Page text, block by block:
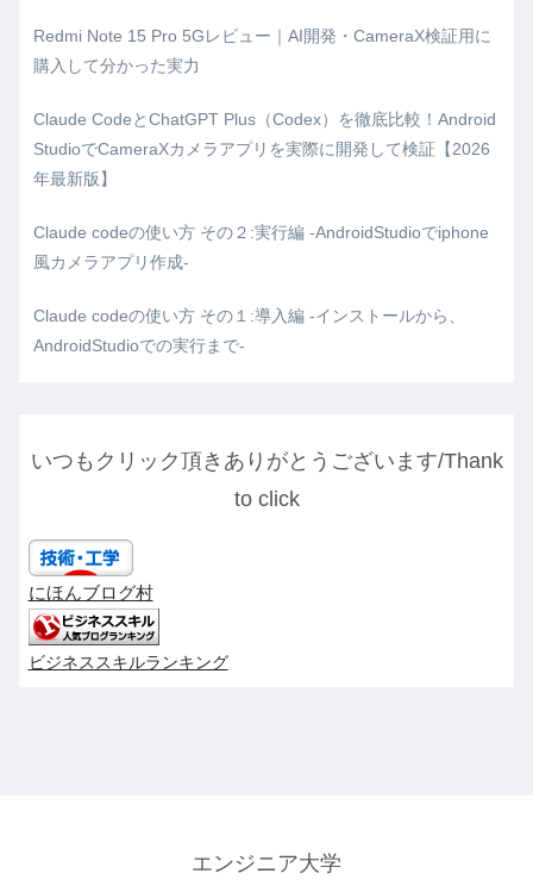
Redmi Note 15 Pro 5Gレビュー｜AI開発・CameraX検証用に
購入して分かった実力
Claude CodeとChatGPT Plus（Codex）を徹底比較！Android
StudioでCameraXカメラアプリを実際に開発して検証【2026
年最新版】
Claude codeの使い方 その２:実行編 -AndroidStudioでiphone
風カメラアプリ作成-
Claude codeの使い方 その１:導入編 -インストールから、
AndroidStudioでの実行まで-
いつもクリック頂きありがとうございます/Thank
to click
にほんブログ村
ビジネススキルランキング
エンジニア大学